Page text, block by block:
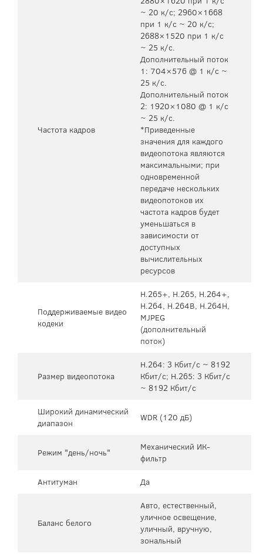
Частота кадров
~ 20 к/с; 2960×1668
при 1 к/с ~ 20 к/с;
2688×1520 при 1 к/с
~ 25 к/с.
Дополнительный поток
1: 704×576 @ 1 к/с ~
25 к/с.
Дополнительный поток
2: 1920×1080 @ 1 к/с
~ 25 к/с.
*Приведенные
значения для каждого
видеопотока являются
максимальными; при
одновременной
передаче нескольких
видеопотоков их
частота кадров будет
уменьшаться в
зависимости от
доступных
вычислительных
ресурсов
Поддерживаемые видео
кодеки
H.265+, H.265, H.264+,
H.264, H.264B, H.264H,
MJPEG
(дополнительный
поток)
Размер видеопотока
H.264: 3 Кбит/с ~ 8192
Кбит/с; H.265: 3 Кбит/с
~ 8192 Кбит/с
Широкий динамический
диапазон
WDR (120 дБ)
Режим "день/ночь"
Механический ИК-
фильтр
Антитуман
Да
Баланс белого
Авто, естественный,
уличное освещение,
уличный, вручную,
зональный